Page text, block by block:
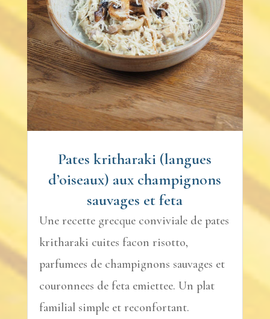
Pates kritharaki (langues
d’oiseaux) aux champignons
sauvages et feta
Une recette grecque conviviale de pates
kritharaki cuites facon risotto,
parfumees de champignons sauvages et
couronnees de feta emiettee. Un plat
familial simple et reconfortant.